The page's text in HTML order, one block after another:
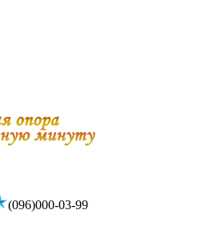
(096)000-03-99